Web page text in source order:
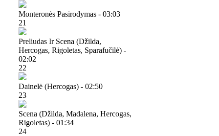
Monteronės Pasirodymas - 03:03
21
Preliudas Ir Scena (džilda,
Hercogas, Rigoletas, Sparafučilė) -
02:02
22
Dainelė (hercogas) - 02:50
23
Scena (džilda, Madalena, Hercogas,
Rigoletas) - 01:34
24